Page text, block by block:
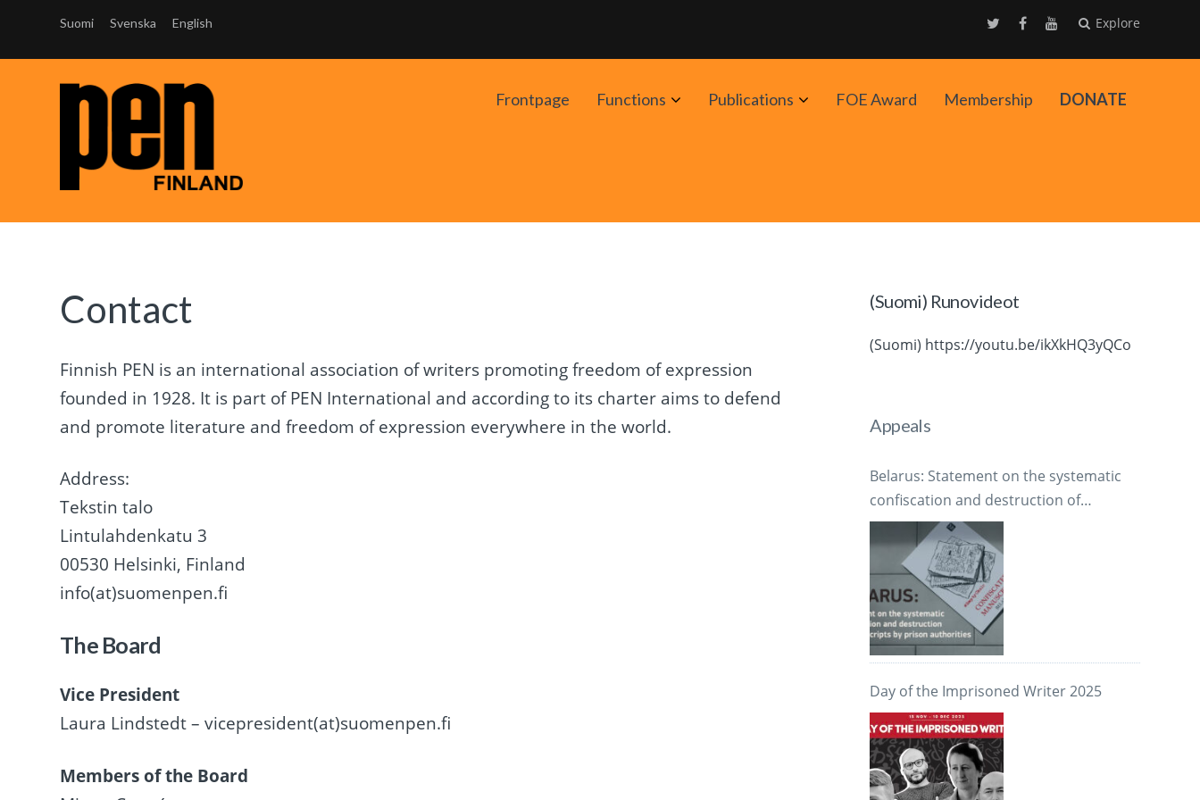
Suomi Svenska English Explore
Frontpage Functions AvaaPublications AvaaFOE Award Membership DONATE
Contact
Finnish PEN is an international association of writers promoting freedom of expression
founded in 1928. It is part of PEN International and according to its charter aims to defend
and promote literature and freedom of expression everywhere in the world.
Address:
Tekstin talo
Lintulahdenkatu 3
00530 Helsinki, Finland
info(at)suomenpen.fi
The Board
Vice President
Laura Lindstedt – vicepresident(at)suomenpen.fi
Members of the Board
(Suomi) Runovideot
(Suomi) https://youtu.be/ikXkHQ3yQCo
Appeals
Belarus: Statement on the systematic
confiscation and destruction of
manuscripts by prison authorities
Day of the Imprisoned Writer 2025